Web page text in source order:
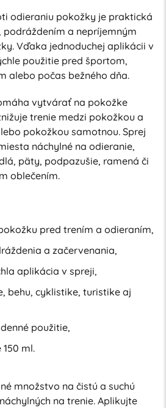
odieraniu pokožky je praktická
a nepríjemným
Vďaka jednoduchej aplikácii v
použitie pred športom,
alebo počas bežného dňa.
vytvárať na pokožke
trenie medzi pokožkou a
pokožkou samotnou. Sprej
náchylné na odieranie,
päty, podpazušie, ramená či
oblečením.
pred trením a odieraním,
a začervenania,
aplikácia v spreji,
behu, cyklistike, turistike aj
použitie,
ml.
množstvo na čistú a suchú
na trenie. Aplikujte